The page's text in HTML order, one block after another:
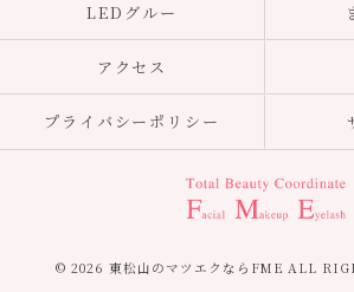
LEDグルー
アクセス
プライバシーポリシー
© 2026 東松山のマツエクならFME ALL